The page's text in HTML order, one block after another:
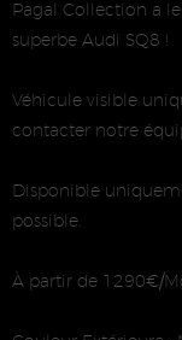
Pagal Collection a
superbe Audi SQ8 !
Véhicule visible
contacter notre
Disponible
possible.
À partir de 1290€/